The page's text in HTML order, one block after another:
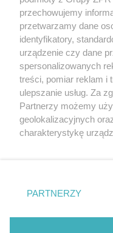
tym także elektroniczny lub
eksploatacji w jakiejkolwiek
Internecie bez pisemnej
wykorzystanie utworów w
tzn. bez właściwej zgody,
ścigane prawnie.
przechowujemy
przetwarzamy dane
identyfikatory,
urządzenie czy dane
spersonalizowanych
treści, pomiar reklam i
ulepszanie usług. Za
Partnerzy możemy
geolokalizacyjnych
charakterystykę
zmienić/wycofać
znajdujący się w
rodzaje przetwarzania
użytkownika, ale
PARTNERZY